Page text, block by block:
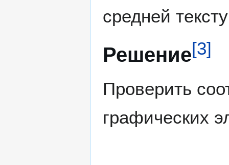
средней
Решение[3]
Проверить
графических